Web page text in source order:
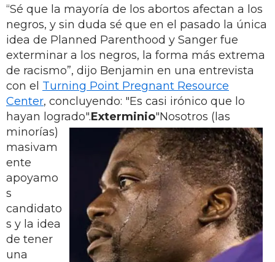
“Sé que la mayoría de los abortos afectan a los
negros, y sin duda sé que en el pasado la única
idea de Planned Parenthood y Sanger fue
exterminar a los negros, la forma más extrema
de racismo”, dijo Benjamin en una entrevista
con el Turning Point Pregnant Resource
Center, concluyendo: "Es casi irónico que lo
hayan logrado".Exterminio"Nosotros (las
minorías)
masivam
ente
apoyamo
s
candidato
s y la idea
de tener
una